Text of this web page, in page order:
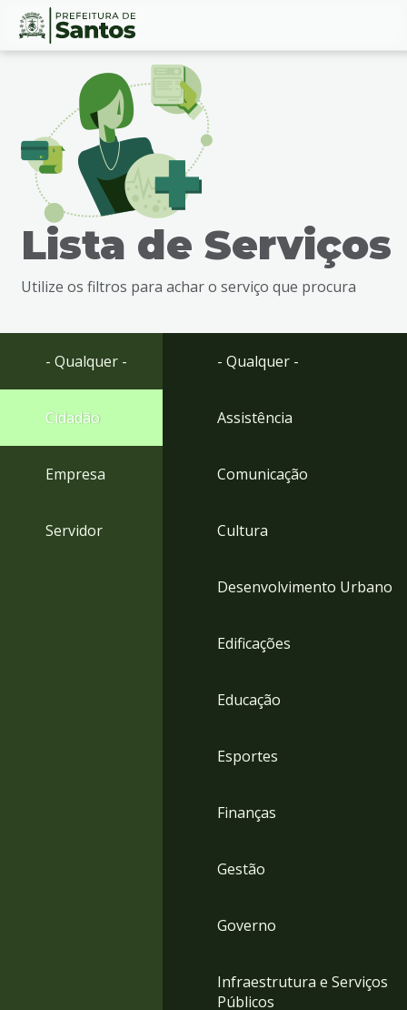
Ir
busca
Ir
rodapé
Conteúdo
Lista de Serviços
Utilize os filtros para achar o serviço que procura
- Qualquer -
Cidadão
Empresa
Servidor
- Qualquer -
Assistência
Comunicação
Cultura
Desenvolvimento Urbano
Edificações
Educação
Esportes
Finanças
Gestão
Governo
Infraestrutura e Serviços
Públicos